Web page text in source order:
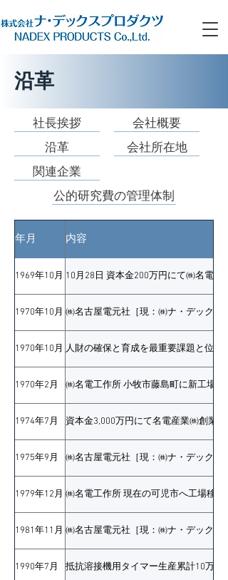
沿革
社長挨拶
沿革
会社概要
会社所在地
関連企業
公的研究費の管理体制
年月 内容
1969年10月 10月28日 資本金200万円にて㈱名電
1970年10月 ㈱名古屋電元社［現：㈱ナ・デック
1970年10月 人財の確保と育成を最重要課題と位
1970年2月 ㈱名電工作所 小牧市藤島町に新工場
1974年7月 資本金3,000万円にて名電産業㈱創業
1975年9月 ㈱名古屋電元社［現：㈱ナ・デック
1979年12月 ㈱名電工作所 現在の可児市へ工場移転
1981年11月 ㈱名古屋電元社［現：㈱ナ・デック
1990年7月 抵抗溶接機用タイマー生産累計10万